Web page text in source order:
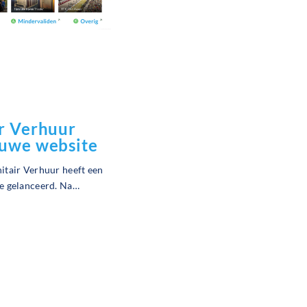
Verhuur
website
Verhuur heeft een
gelanceerd. Na